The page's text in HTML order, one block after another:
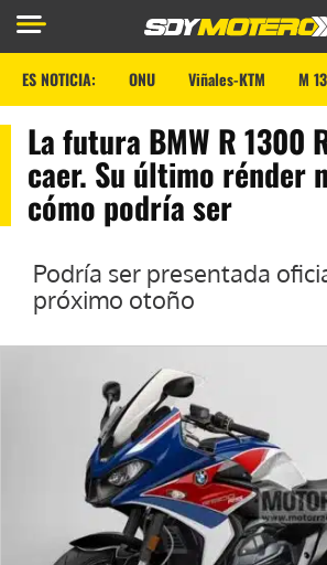
ES NOTICIA: ONU Viñales-KTM M
La futura BMW R 1300
caer. Su último rénder
cómo podría ser
Podría ser presentada
próximo otoño